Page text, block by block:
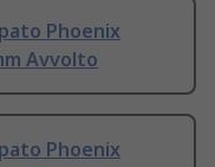
Phoenix
Avvolto
Phoenix